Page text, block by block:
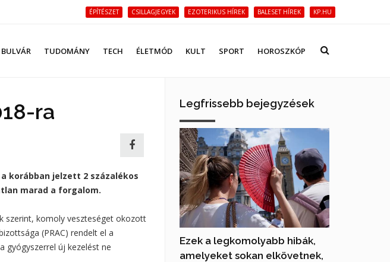
ÉPÍTÉSZET CSILLAGJEGYEK EZOTERIKUS HÍREK BALESET HÍREK KP.HU
BULVÁR TUDOMÁNY TECH ÉLETMÓD KULT SPORT HOROSZKÓP
ra
korábban jelzett 2 százalékos
marad a forgalom.
szerint, komoly veszteséget okozott
(PRAC) rendelt el a
gyógyszerrel új kezelést ne
Legfrissebb bejegyzések
Ezek a legkomolyabb hibák,
amelyeket sokan elkövetnek,